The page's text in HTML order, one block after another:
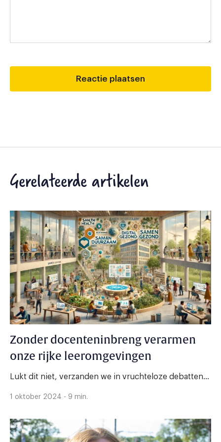
Gerelateerde artikelen
Zonder docenteninbreng verarmen
onze rijke leeromgevingen
Lukt dit niet, verzanden we in vruchteloze debatten...
1 oktober 2024 - 9 min.